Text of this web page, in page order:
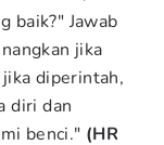
baik?" Jawab
jika
diperintah,
diri dan
benci." (HR